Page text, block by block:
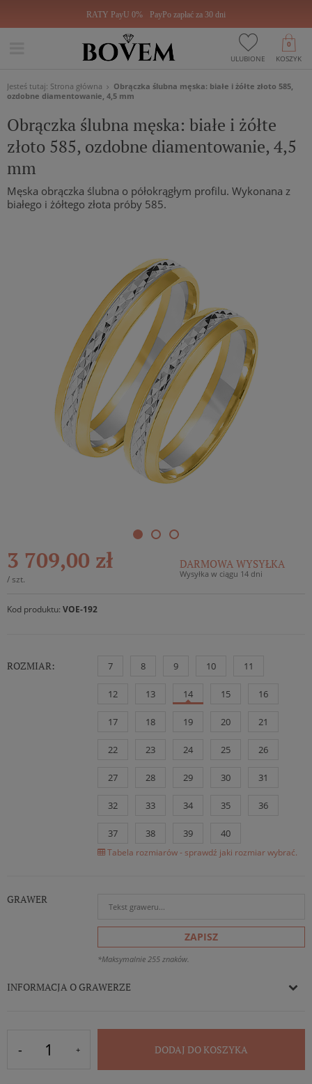
RATY PayU 0% PayPo zapłać za 30 dni
ULUBIONE KOSZYK
0
Jesteś tutaj: Strona główna
Obrączka ślubna męska: białe i żółte złoto 585,
ozdobne diamentowanie, 4,5 mm
Obrączka ślubna męska: białe i żółte
złoto 585, ozdobne diamentowanie, 4,5
mm
Męska obrączka ślubna o półokrągłym profilu. Wykonana z
białego i żółtego złota próby 585.
3 709,00 zł
/ szt.
DARMOWA WYSYŁKA
Wysyłka w ciągu 14 dni
Kod produktu: VOE-192
ROZMIAR: 7 8 9 10 11
12 13 14 15 16
17 18 19 20 21
22 23 24 25 26
27 28 29 30 31
32 33 34 35 36
37 38 39 40
Tabela rozmiarów - sprawdź jaki rozmiar wybrać.
GRAWER
ZAPISZ
*Maksymalnie 255 znaków.
INFORMACJA O GRAWERZE
DODAJ DO KOSZYKA